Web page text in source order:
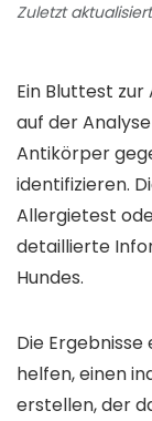
Zuletzt
Ein Bluttest
auf der
Antikörper
identifizieren.
Allergietest
detaillierte
Hundes.
Die
helfen, einen
erstellen, der